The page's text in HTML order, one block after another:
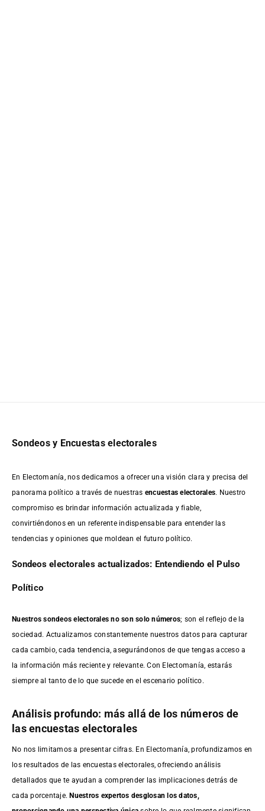
Sondeos y Encuestas electorales
En Electomanía, nos dedicamos a ofrecer una visión clara y precisa del
panorama político a través de nuestras encuestas electorales. Nuestro
compromiso es brindar información actualizada y fiable,
convirtiéndonos en un referente indispensable para entender las
tendencias y opiniones que moldean el futuro político.
Sondeos electorales actualizados: Entendiendo el Pulso
Político
Nuestros sondeos electorales no son solo números; son el reflejo de la
sociedad. Actualizamos constantemente nuestros datos para capturar
cada cambio, cada tendencia, asegurándonos de que tengas acceso a
la información más reciente y relevante. Con Electomanía, estarás
siempre al tanto de lo que sucede en el escenario político.
Análisis profundo: más allá de los números de
las encuestas electorales
No nos limitamos a presentar cifras. En Electomanía, profundizamos en
los resultados de las encuestas electorales, ofreciendo análisis
detallados que te ayudan a comprender las implicaciones detrás de
cada porcentaje.Nuestros expertos desglosan los datos,